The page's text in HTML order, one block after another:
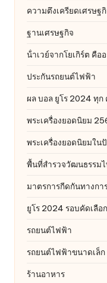
ความตึงเครียดเศรษฐ
ฐานเศรษฐกิจ
น้ําเวย์จากโยเกิร์ต คือ
ประกันรถยนต์ไฟฟ้า
ผล บอล ยูโร 2024 ทุก
พระเครื่องยอดนิยม
พระเครื่องยอดนิยมใน
พื้นที่สำรวจวัฒนธรรม
มาตรการกีดกันทางกา
ยูโร 2024 รอบคัดเลือ
รถยนต์ไฟฟ้า
รถยนต์ไฟฟ้าขนาดเล็ก
ร้านอาหาร